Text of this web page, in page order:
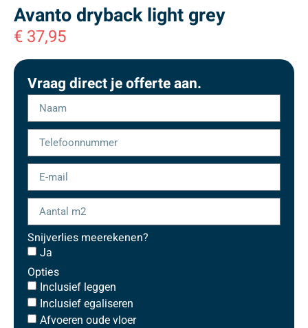
Avanto dryback light grey
€ 37,95
Vraag direct je offerte aan.
Snijverlies meerekenen?
Ja
Opties
Inclusief leggen
Inclusief egaliseren
Afvoeren oude vloer